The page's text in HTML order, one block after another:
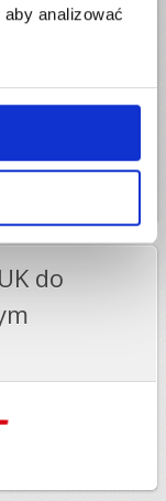
analizować
188,49 zł
wyślesz
co wiąże
do